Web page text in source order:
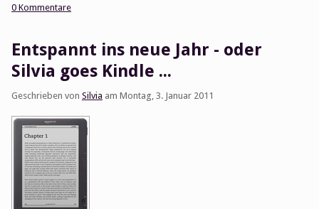
0 Kommentare
Entspannt ins neue Jahr - oder
Silvia goes Kindle ...
Geschrieben von Silvia am Montag, 3. Januar 2011